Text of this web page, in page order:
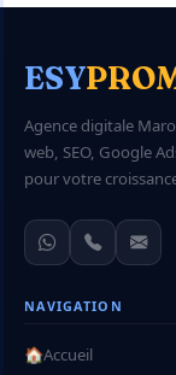
ESY
Agence digitale
web, SEO, Google
pour votre
NAVIGATION
🏠Accueil